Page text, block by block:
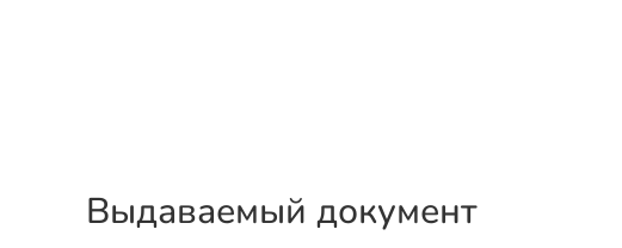
Выдаваемый документ